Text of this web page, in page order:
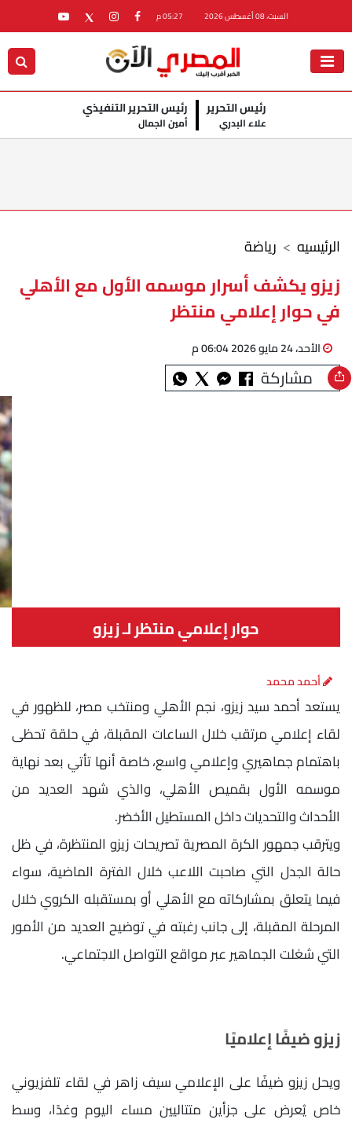
السبت، 08 أغسطس 2026
رئيس التحرير
علاء البدري
رئيس التحرير التنفيذي
أمين الجمال
رياضة الرئيسيه
زيزو يكشف أسرار موسمه الأول مع الأهلي
في حوار إعلامي منتظر
الأحد، 24 مايو 2026 06:04 م
مشاركة
حوار إعلامي منتظر لـ زيزو
أحمد محمد
يستعد أحمد سيد زيزو، نجم الأهلي ومنتخب مصر، للظهور في
لقاء إعلامي مرتقب خلال الساعات المقبلة، في حلقة تحظى
باهتمام جماهيري وإعلامي واسع، خاصة أنها تأتي بعد نهاية
موسمه الأول بقميص الأهلي، والذي شهد العديد من
الأحداث والتحديات داخل المستطيل الأخضر.
ويترقب جمهور الكرة المصرية تصريحات زيزو المنتظرة، في ظل
حالة الجدل التي صاحبت اللاعب خلال الفترة الماضية، سواء
فيما يتعلق بمشاركاته مع الأهلي أو بمستقبله الكروي خلال
المرحلة المقبلة، إلى جانب رغبته في توضيح العديد من الأمور
التي شغلت الجماهير عبر مواقع التواصل الاجتماعي.
زيزو ضيفًا إعلاميًا
ويحل زيزو ضيفًا على الإعلامي سيف زاهر في لقاء تلفزيوني
خاص يُعرض على جزأين متتاليين مساء اليوم وغدًا، وسط